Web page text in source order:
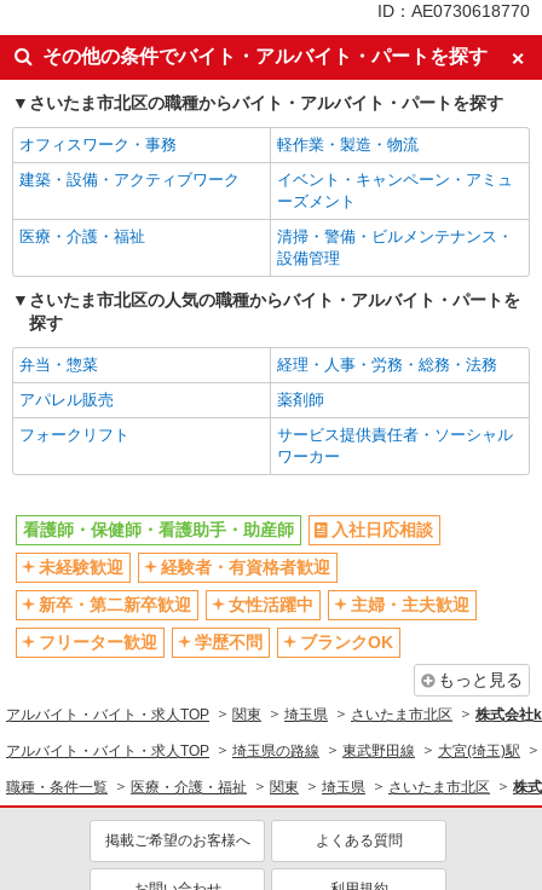
入社日応相談
未経験歓迎
経験者・有資格者歓迎
新卒・第二新卒歓迎
女性活躍中
主婦・主夫歓迎
フリーター歓迎
学歴不問
ブランクOK
ミドル（40代～）活躍中
エルダー（50代～）活躍中
シニア（60代～）活躍中
ボーナス・賞与あり
昇給あり
完全週休2日制
フルタイム歓迎
駅直結・駅チカ
車通勤OK
バイク通勤OK
自転車通勤OK
残業少なめ（月20h未満）
交通費支給
産休・育休取得実績あり
ティブなど）あり
制服貸与
研修制度あり
資格取得支援制度あり
同じ職種から求人を探す
看護師・保健師・看護助手・助産師
同じ特徴から求人を探す
未経験歓迎
ミドル（40代～）活躍中
ボーナス・賞与あり
車通勤OK
交通費支給
社会保険あり
ID：AE0730618770
その他の条件でバイト・アルバイト・パートを探す
さいたま市北区の職種からバイト・アルバイト・パートを探す
オフィスワーク・事務
軽作業・製造・物流
建築・設備・アクティブワーク
イベント・キャンペーン・アミュ
ーズメント
医療・介護・福祉
清掃・警備・ビルメンテナンス・
設備管理
さいたま市北区の人気の職種からバイト・アルバイト・パートを
探す
弁当・惣菜
経理・人事・労務・総務・法務
アパレル販売
薬剤師
フォークリフト
サービス提供責任者・ソーシャル
ワーカー
看護師・保健師・看護助手・助産師
入社日応相談
未経験歓迎
経験者・有資格者歓迎
新卒・第二新卒歓迎
女性活躍中
主婦・主夫歓迎
フリーター歓迎
学歴不問
ブランクOK
もっと見る
アルバイト・バイト・求人TOP 関東 埼玉県 さいたま市北区 株式会社
アルバイト・バイト・求人TOP 埼玉県の路線 東武野田線 大宮(埼玉)駅
職種・条件一覧 医療・介護・福祉 関東 埼玉県 さいたま市北区 株
掲載ご希望のお客様へ よくある質問